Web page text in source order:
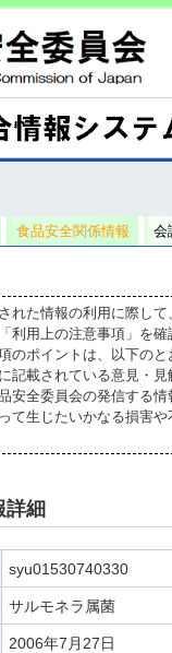
食品安全関係情報 会
れた情報の利用に際し
利用上の注意事項」を確
のポイントは、以下のと
記載されている意見・
安全委員会の発信する
て生じたいかなる損害
詳細
syu01530740330
サルモネラ属菌
2006年7月27日